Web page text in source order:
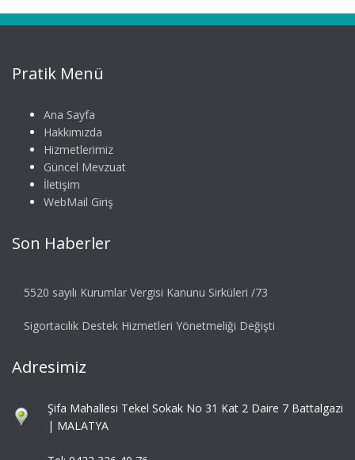
Pratik Menü
Ana Sayfa
Hakkımızda
Hizmetlerimiz
Güncel Mevzuat
İletişim
WebMail Giriş
Son Haberler
5520 sayılı Kurumlar Vergisi Kanunu Sirküleri /73
Sigortacılık Destek Hizmetleri Yönetmeliği Değişti
Adresimiz
Şifa Mahallesi Tekel Sokak No 31 Kat 2 Daire 7 Battalgazi
| MALATYA